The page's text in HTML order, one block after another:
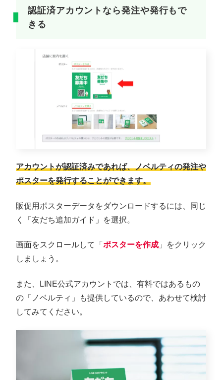
認証済アカウントなら発注や発行もで
きる
アカウントが認証済みであれば、ノベルティの発注や
ポスターを発行することができます。
販促用ポスターデータをダウンロードするには、同じ
く「友だち追加ガイド」を選択。
画面をスクロールして「 ポスターを作成 」をクリック
しましょう。
また、LINE公式アカウントでは、有料ではあるもの
の「ノベルティ」も提供しているので、あわせて検討
してみてください。